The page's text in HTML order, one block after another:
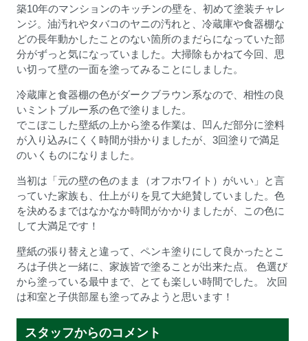
築10年のマンションのキッチンの壁を、初めて塗装チャレ
ンジ。油汚れやタバコのヤニの汚れと、冷蔵庫や食器棚な
どの長年動かしたことのない箇所のまだらになっていた部
分がずっと気になっていました。大掃除もかねて今回、思
い切って壁の一面を塗ってみることにしました。
冷蔵庫と食器棚の色がダークブラウン系なので、相性の良
いミントブルー系の色で塗りました。
でこぼこした壁紙の上から塗る作業は、凹んだ部分に塗料
が入り込みにくく時間が掛かりましたが、3回塗りで満足
のいくものになりました。
当初は「元の壁の色のまま（オフホワイト）がいい」と言
っていた家族も、仕上がりを見て大絶賛していました。色
を決めるまではなかなか時間がかかりましたが、この色に
して大満足です！
壁紙の張り替えと違って、ペンキ塗りにして良かったとこ
ろは子供と一緒に、家族皆で塗ることが出来た点。 色選び
から塗っている最中まで、とても楽しい時間でした。 次回
は和室と子供部屋も塗ってみようと思います！
スタッフからのコメント